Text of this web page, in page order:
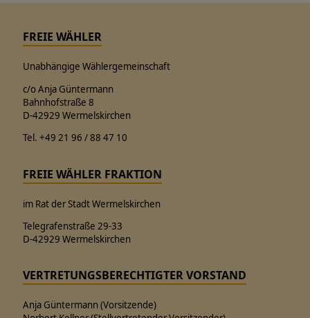
FREIE WÄHLER
Unabhängige Wählergemeinschaft
c/o Anja Güntermann
Bahnhofstraße 8
D-42929 Wermelskirchen
Tel. +49 21 96 / 88 47 10
FREIE WÄHLER FRAKTION
im Rat der Stadt Wermelskirchen
Telegrafenstraße 29-33
D-42929 Wermelskirchen
VERTRETUNGSBERECHTIGTER VORSTAND
Anja Güntermann (Vorsitzende)